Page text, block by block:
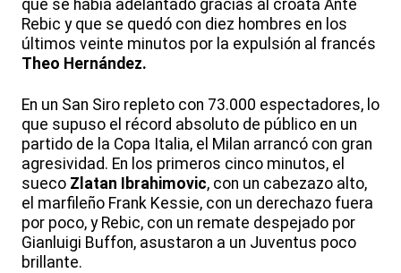
que se había adelantado gracias al croata Ante
Rebic y que se quedó con diez hombres en los
últimos veinte minutos por la expulsión al francés
Theo Hernández.
En un San Siro repleto con 73.000 espectadores, lo
que supuso el récord absoluto de público en un
partido de la Copa Italia, el Milan arrancó con gran
agresividad. En los primeros cinco minutos, el
sueco Zlatan Ibrahimovic, con un cabezazo alto,
el marfileño Frank Kessie, con un derechazo fuera
por poco, y Rebic, con un remate despejado por
Gianluigi Buffon, asustaron a un Juventus poco
brillante.